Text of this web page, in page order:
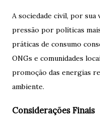
A sociedade civil, por
pressão por políticas
práticas de consumo
ONGs e comunidades
promoção das energias
ambiente.
Considerações Finais